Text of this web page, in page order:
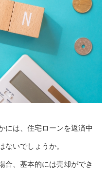
には、住宅ローンを返済中
ないでしょうか。
合、基本的には売却ができ